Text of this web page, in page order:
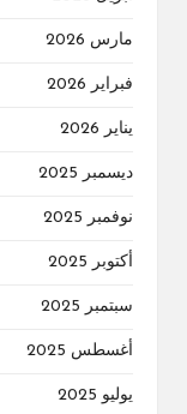
مارس 2026
فبراير 2026
يناير 2026
ديسمبر 2025
نوفمبر 2025
أكتوبر 2025
سبتمبر 2025
أغسطس 2025
يوليو 2025